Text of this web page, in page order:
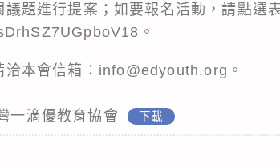
題進行提案；如要報名活動，請點選
。
洽本會信箱：info@edyouth.org。
一滴優教育協會 下載